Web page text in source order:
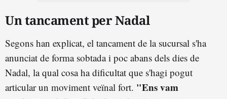
Un tancament per Nadal
Segons han explicat, el tancament de la sucursal s'ha
anunciat de forma sobtada i poc abans dels dies de
Nadal, la qual cosa ha dificultat que s'hagi pogut
articular un moviment veïnal fort. "Ens vam